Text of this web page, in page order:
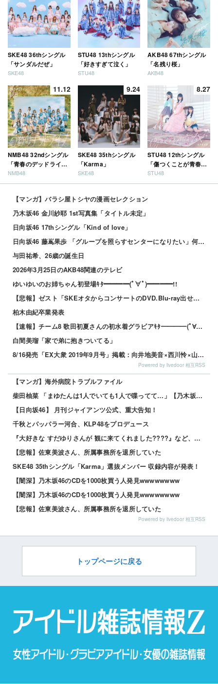
SKE48 36thシングル
「サンダルだぜ」
SKE48
STU48 13thシングル
「好きすぎて泣く」
STU48
AKB48 67thシングル
「名残り桜」
AKB48
11.12
NMB48 32ndシングル
「青春のデッドライ
ン」
NMB48
9.24
SKE48 35thシングル
「Karma」
SKE48
8.27
STU48 12thシングル
「傷つくことが青春
だ」
STU48
【マンガ】バラシ屋トシヤの漫画セレクション
乃木坂46 金川紗耶 1st写真集「タイトル未定」
日向坂46 17thシングル「Kind of love」
日向坂46 藤嶌果歩 「グループを照らすセンターになりたい」何倍もキラキラしたかほりんが降臨【坂道の...
与田祐希、26歳の誕生日
2026年3月25日のAKB48関連のテレビ
ゆいゆいのお姉ちゃん初登場ｷﾀ━━━━(ﾟ∀ﾟ)━━━━!!
【悲報】ゼスト「SKEオタからコンサートのDVD.Blu-ray出せって言われたが2千かかるしペイで...
柏木由紀卒業発表
【速報】チーム8 歌田初夏さんの初水着グラビアｷﾀ━━━━(ﾟ∀ﾟ)━━━━!!
白間美瑠「家で弟に抱きついてる」
8/16発売「EX大衆 2019年9月号」掲載：向井地美音×西川怜×山内瑞葵（AKB48）、村瀬紗英...
Powered by livedoor 相互RSS
【マンガ】海外病院トラブルファイル
柴田柚菜 「まゆたんは1人でいても1人で喋ってて…」【乃木坂46】
【日向坂46】 月刊ジャイアンツ公式、重大告知！
千秋とパッパラー河合、KLP48をプロデュース
『大好きな すだゆりさんが 観に来てくれました????』など、サマーツアー 2026年8月2日（日）...
【悲報】佐東美波さん、所属事務所を退所していた
SKE48 35thシングル「Karma」選抜メンバー 収録内容が発表！
【闇深】乃木坂46のCDを1000枚買う人発見wwwwwwww
【闇深】乃木坂46のCDを1000枚買う人発見wwwwwwww
【悲報】佐東美波さん、所属事務所を退所していた
Powered by livedoor 相互RSS
トップページに戻る